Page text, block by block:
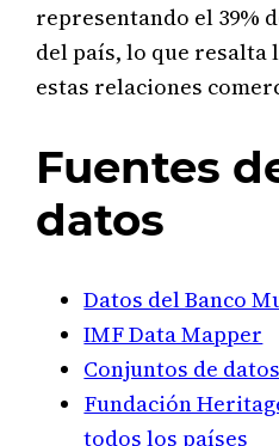
representando el 39%
del país, lo que resalta
estas relaciones
Fuentes
datos
Datos del Banco
IMF Data Mapper
Conjuntos de
Fundación
todos los países